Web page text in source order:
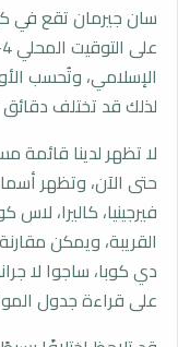
سان جيرمان تقع في
الإسلامي، وتُحسب
لذلك قد تختلف دقائق
لا تظهر لدينا
حتى الآن، وتظهر
فيرجينيا، كاليرا، لاس
القريبة، ويمكن
دي كوبا، ساجوا لا
على قراءة جدول